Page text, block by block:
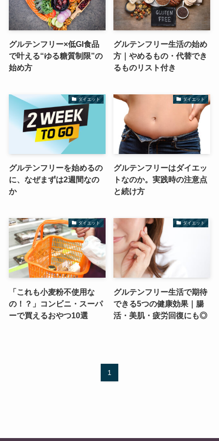
グルテンフリー×低GI食品
で叶える“ゆる糖質制限”の
始め方
グルテンフリー生活の始め
方｜やめるもの・代替でき
るものリスト付き
ダイエット
グルテンフリーを始めるの
に、なぜまずは2週間なの
か
ダイエット
グルテンフリーはダイエッ
トなのか。実践時の注意点
と続け方
ダイエット
「これも小麦粉不使用な
の！？」コンビニ・スーパ
ーで買えるおやつ10選
ダイエット
グルテンフリー生活で期待
できる5つの健康効果｜腸
活・美肌・疲労回復にも◎
1